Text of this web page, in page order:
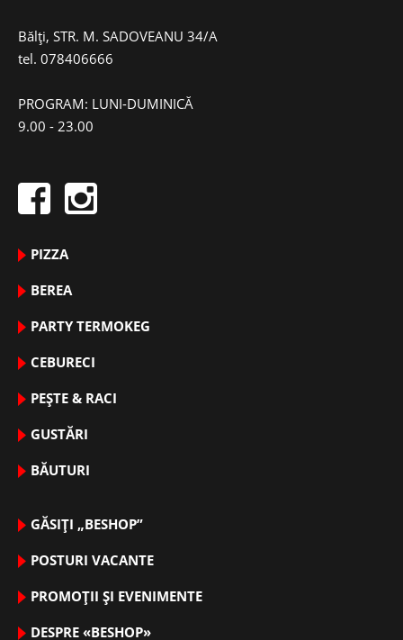
Bălți, STR. M. SADOVEANU 34/A
tel. 078406666
PROGRAM: LUNI-DUMINICĂ
9.00 - 23.00
PIZZA
BEREA
PARTY TERMOKEG
CEBURECI
PEȘTE & RACI
GUSTĂRI
BĂUTURI
GĂSIȚI „BESHOP”
POSTURI VACANTE
PROMOȚII ȘI EVENIMENTE
DESPRE «BESHOP»